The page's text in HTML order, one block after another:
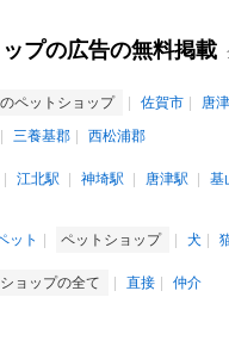
プの広告の無料掲載
ペットショップ 佐賀市 唐
三養基郡 西松浦郡
江北駅 神埼駅 唐津駅 基
ット ペットショップ 犬
ョップの全て 直接 仲介